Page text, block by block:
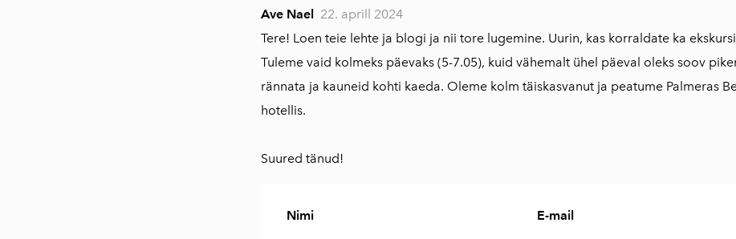
Ave Nael
22. aprill 2024
Tere! Loen teie lehte ja blogi ja nii tore lugemine. Uurin, kas korraldate ka
Tuleme vaid kolmeks päevaks (5-7.05), kuid vähemalt ühel päeval oleks soov
rännata ja kauneid kohti kaeda. Oleme kolm täiskasvanut ja peatume Palmeras
hotellis.
Suured tänud!
Nimi E-mail